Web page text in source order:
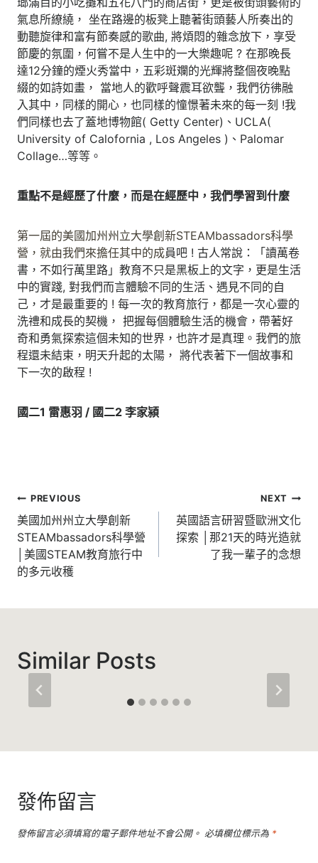
氣息所繚繞， 坐在路邊的板凳上聽著街頭藝人所奏出的
動聽旋律和富有節奏感的歌曲, 將煩悶的雜念放下，享受
節慶的氛圍，何嘗不是人生中的一大樂趣呢 ? 在那晚長
達12分鐘的煙火秀當中，五彩斑斕的光輝將整個夜晚點
綴的如詩如畫， 當地人的歡呼聲震耳欲聾，我們彷彿融
入其中，同樣的開心，也同樣的憧憬著未來的每一刻 !我
們同樣也去了蓋地博物館( Getty Center)、UCLA(
University of Calofornia , Los Angeles )、Palomar
Collage…等等。
重點不是經歷了什麼，而是在經歷中，我們學習到什麼
第一屆的美國加州州立大學創新STEAMbassadors科學
營，就由我們來擔任其中的成員吧 ! 古人常說：「讀萬卷
書，不如行萬里路」教育不只是黑板上的文字，更是生活
中的實踐, 對我們而言體驗不同的生活、遇見不同的自
己，才是最重要的 ! 每一次的教育旅行，都是一次心靈的
洗禮和成長的契機， 把握每個體驗生活的機會，帶著好
奇和勇氣探索這個未知的世界，也許才是真理。我們的旅
程還未結束，明天升起的太陽， 將代表著下一個故事和
下一次的啟程 !
國二1 雷惠羽 / 國二2 李家潁
文
章
導
覽
PREVIOUS
美國加州州立大學創新
STEAMbassadors科學營
│美國STEAM教育旅行中
的多元收穫
NEXT
英國語言研習暨歐洲文化
探索 │那21天的時光造就
了我一輩子的念想
Similar Posts
發佈留言
發佈留言必須填寫的電子郵件地址不會公開。 必填欄位標示為 *